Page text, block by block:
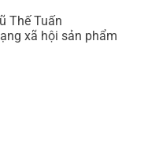
Thế Tuấn
xã hội sản phẩm